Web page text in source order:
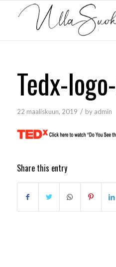
Tedx-
22 maaliskuun, 2019 / by admin
Share this entry